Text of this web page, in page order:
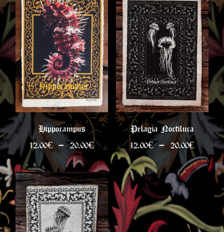
à
20.00€
à
20.00€
Hippocampus
12.00€ – 20.00€Plage
prix :
12.00€
à
20.00€
Pelagia Noctiluca
12.00€ – 20.00€Plage
de
prix :
12.00€